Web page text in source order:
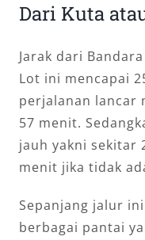
Dari Kuta
Jarak dari
Lot ini mencapai
perjalanan lancar
57 menit.
jauh yakni sekitar
menit jika tidak
Sepanjang jalur
berbagai pantai